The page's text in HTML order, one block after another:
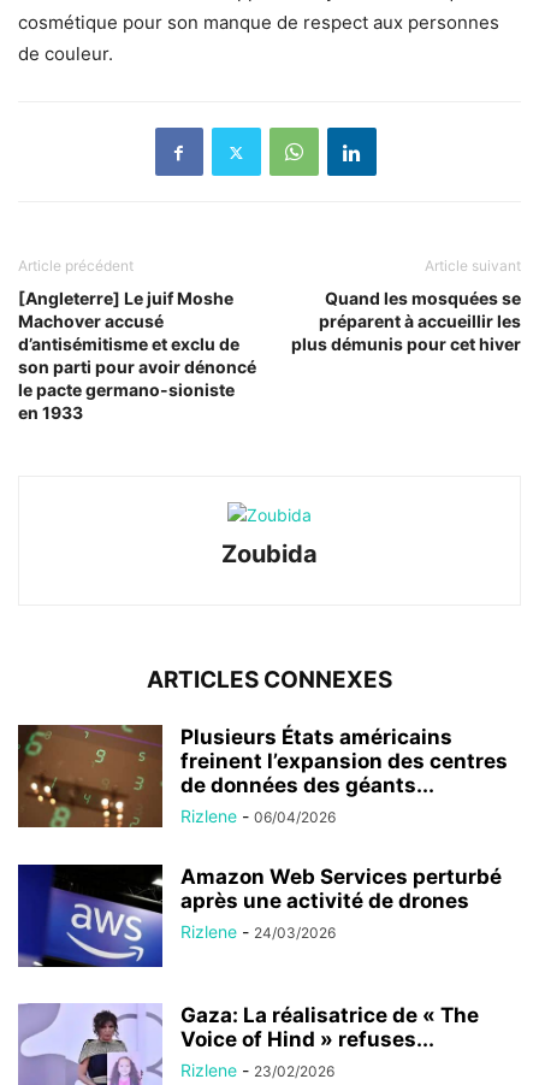
cosmétique pour son manque de respect aux personnes
de couleur.
Article précédent
[Angleterre] Le juif Moshe
Machover accusé
d’antisémitisme et exclu de
son parti pour avoir dénoncé
le pacte germano-sioniste
en 1933
Article suivant
Quand les mosquées se
préparent à accueillir les
plus démunis pour cet hiver
Zoubida
ARTICLES CONNEXES
Plusieurs États américains
freinent l’expansion des centres
de données des géants...
Rizlene - 06/04/2026
Amazon Web Services perturbé
après une activité de drones
Rizlene - 24/03/2026
Gaza: La réalisatrice de « The
Voice of Hind » refuses...
Rizlene - 23/02/2026